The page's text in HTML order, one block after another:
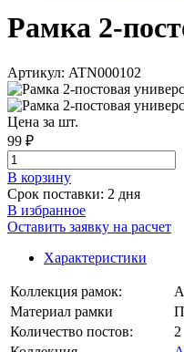
Рамка 2-
Артикул: ATN000102
Цена за шт.
99 ₽
В корзинy
Срок поставки: 2 дня
В избранное
Оставить заявку на расчет
Характеристики
Коллекция рамок:
Материал рамки
Количество постов:
2